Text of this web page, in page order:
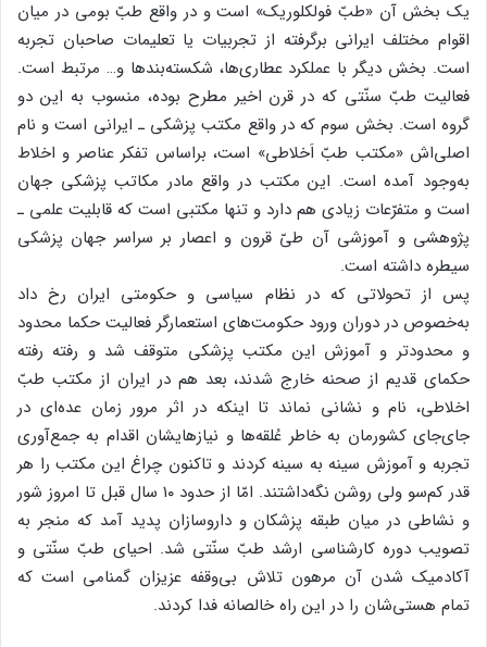
یک بخش آن «طبّ فولکلوریک» است و در واقع طبّ بومی در میان
اقوام مختلف ایرانی برگرفته از تجربیات یا تعلیمات صاحبان تجربه
است. بخش دیگر با عملکرد عطاری‌ها، شکسته‌بند‌ها و… مرتبط است.
فعالیت طبّ سنّتی که در قرن اخیر مطرح بوده، منسوب به این دو
گروه است. بخش سوم که در واقع مکتب پزشکی ـ ایرانی است و نام
اصلی‌اش «مکتب طبّ اَخلاطی» است، براساس تفکر عناصر و اخلاط
به‌وجود آمده است. این مکتب در واقع مادر مکاتب پزشکی جهان
است و متفرّعات زیادی هم دارد و تنها مکتبی است که قابلیت علمی ـ
پژوهشی و آموزشی آن طیّ قرون و اعصار بر سراسر جهان پزشکی
سیطره داشته است.
پس از تحولاتی که در نظام سیاسی و حکومتی ایران رخ داد
به‌خصوص در دوران ورود حکومت‌های استعمارگر فعالیت‌ حکما محدود
و محدودتر و آموزش این مکتب پزشکی متوقف شد و رفته رفته
حکمای قدیم از صحنه خارج شدند، بعد هم در ایران از مکتب طبّ
اخلاطی، نام و نشانی نماند تا اینکه در اثر مرور زمان عده‌ای در
جای‌جای کشورمان به خاطر عُلقه‌ها و نیازهایشان اقدام به جمع‌آوری
تجربه و آموزش سینه‌ به سینه کردند و تا‌کنون چراغ این مکتب را هر
قدر کم‌سو ولی روشن نگه‌داشتند. امّا از حدود ۱۰ سال قبل تا امروز شور
و نشاطی در میان طبقه پزشکان و داروسازان پدید آمد که منجر به
تصویب دوره کارشناسی ارشد طبّ سنّتی شد. احیای طبّ سنّتی و
آکادمیک شدن آن مرهون تلاش بی‌وقفه عزیزان گمنامی است که
تمام هستی‌شان را در این راه خالصانه فدا کردند.